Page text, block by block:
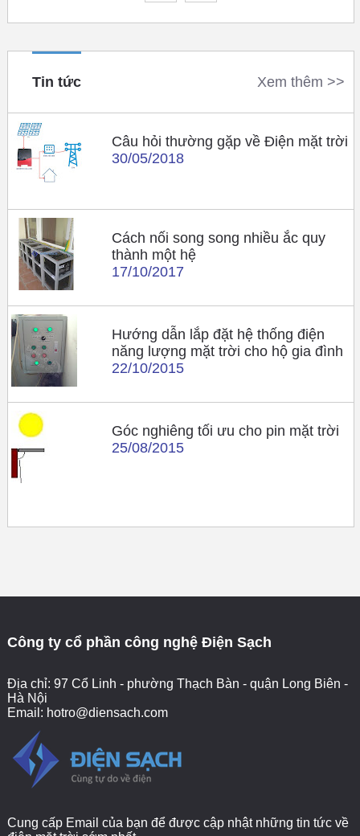
Tin tức Xem thêm >>
Câu hỏi thường gặp về Điện mặt trời
30/05/2018
Cách nối song song nhiều ắc quy
thành một hệ
17/10/2017
Hướng dẫn lắp đặt hệ thống điện
năng lượng mặt trời cho hộ gia đình
22/10/2015
Góc nghiêng tối ưu cho pin mặt trời
25/08/2015
Công ty cổ phần công nghệ Điện Sạch
Địa chỉ: 97 Cổ Linh - phường Thạch Bàn - quận Long Biên -
Hà Nội
Email: hotro@diensach.com
Cung cấp Email của bạn để được cập nhật những tin tức về